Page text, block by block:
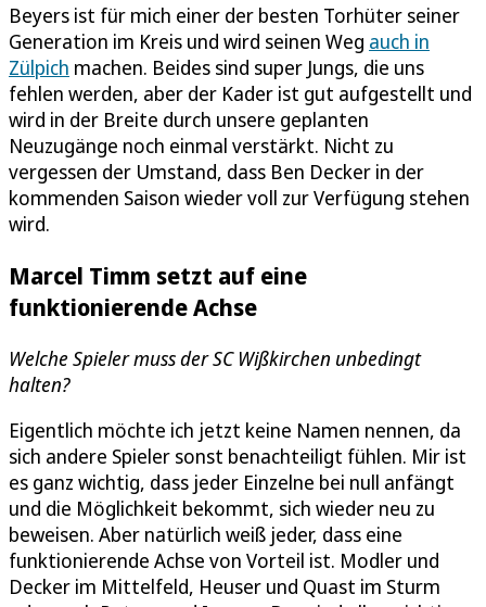
Beyers ist für mich einer der besten Torhüter seiner
Generation im Kreis und wird seinen Weg auch in
Zülpich machen. Beides sind super Jungs, die uns
fehlen werden, aber der Kader ist gut aufgestellt und
wird in der Breite durch unsere geplanten
Neuzugänge noch einmal verstärkt. Nicht zu
vergessen der Umstand, dass Ben Decker in der
kommenden Saison wieder voll zur Verfügung stehen
wird.
Marcel Timm setzt auf eine
funktionierende Achse
Welche Spieler muss der SC Wißkirchen unbedingt
halten?
Eigentlich möchte ich jetzt keine Namen nennen, da
sich andere Spieler sonst benachteiligt fühlen. Mir ist
es ganz wichtig, dass jeder Einzelne bei null anfängt
und die Möglichkeit bekommt, sich wieder neu zu
beweisen. Aber natürlich weiß jeder, dass eine
funktionierende Achse von Vorteil ist. Modler und
Decker im Mittelfeld, Heuser und Quast im Sturm